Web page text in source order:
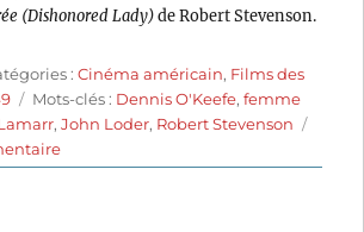
(Dishonored Lady)de Robert Stevenson.
:Cinéma américain, Films des
Étiquettes
Mots-clés : Dennis O'Keefe,femme
,John Loder, Robert Stevenson
sur
La